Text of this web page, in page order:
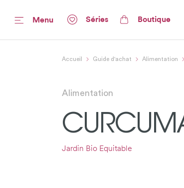
Menu Séries Boutique
Accueil Guide d'achat Alimentation
Alimentation
Jardin Bio Equitable